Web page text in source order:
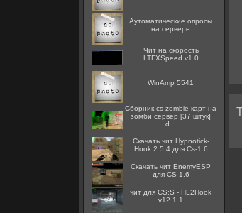
Аутоматические опросы
на сервере
Чит на скорость
LTFXSpeed v1.0
WinAmp 5541
Сборник cs zombie карт на
зомби сервер [37 штук]
d...
Скачать чит Hypnotick-
Hook 2.5.4 для Cs-1.6
Скачать чит EnemyESP
для CS-1.6
чит для CS:S - HL2Hook
v12.1.1